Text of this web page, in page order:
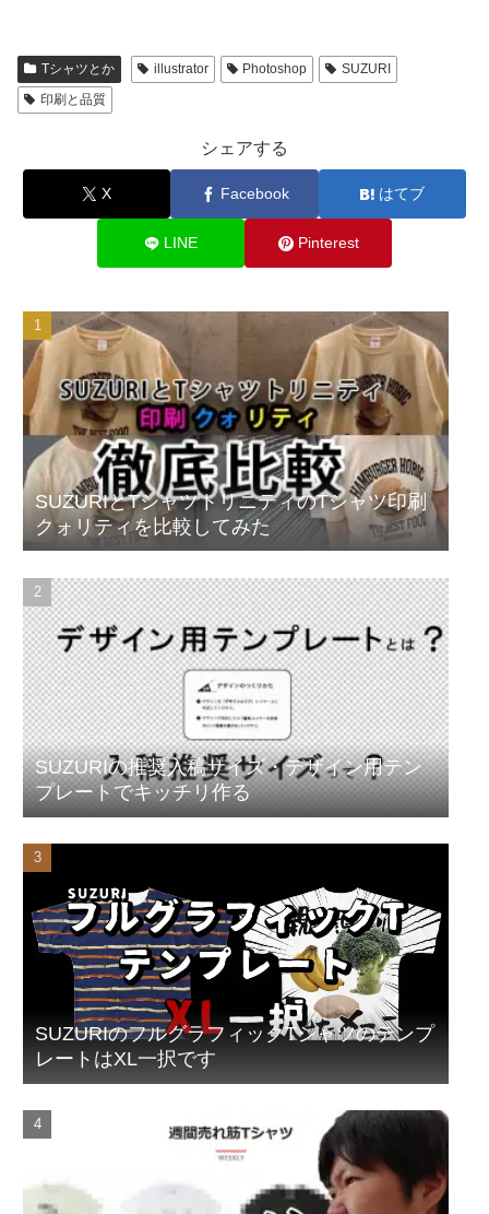
Tシャツとか illustrator Photoshop
SUZURI
印刷と品質
シェアする
X Facebook はてブ
LINE Pinterest
SUZURIとTシャツトリニティのTシャツ印刷
クォリティを比較してみた
SUZURIの推奨入稿サイズ・デザイン用テン
プレートでキッチリ作る
SUZURIのフルグラフィックTシャツのテンプ
レートはXL一択です